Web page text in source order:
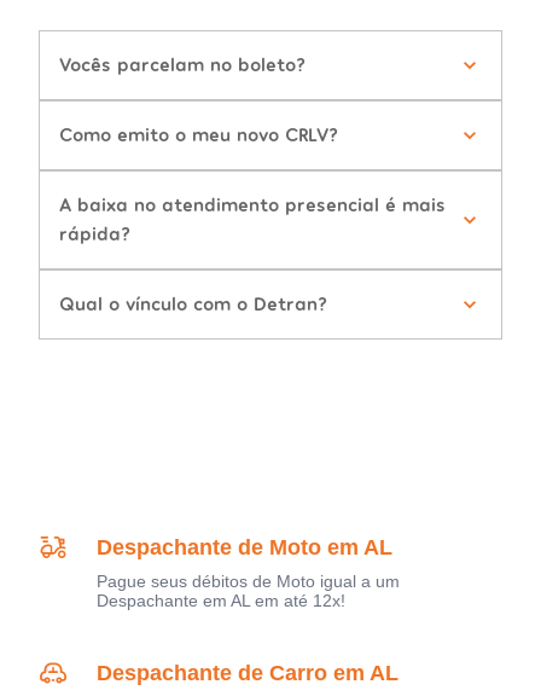
Vocês parcelam no boleto?
Como emito o meu novo CRLV?
A baixa no atendimento presencial é mais
rápida?
Qual o vínculo com o Detran?
Despachante de Moto em AL
Pague seus débitos de Moto igual a um
Despachante em AL em até 12x!
Despachante de Carro em AL